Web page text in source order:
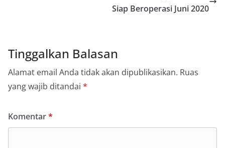
Siap Beroperasi Juni 2020
Tinggalkan Balasan
Alamat email Anda tidak akan dipublikasikan. Ruas
yang wajib ditandai *
Komentar*